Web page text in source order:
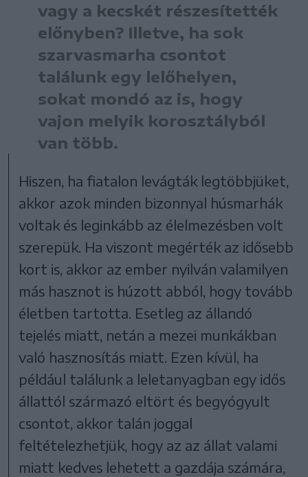
vagy a kecskét részesítették
előnyben? Illetve, ha sok
szarvasmarha csontot
találunk egy lelőhelyen,
sokat mondó az is, hogy
vajon melyik korosztályból
van több.
Hiszen, ha fiatalon levágták legtöbbjüket,
akkor azok minden bizonnyal húsmarhák
voltak és leginkább az élelmezésben volt
szerepük. Ha viszont megérték az idősebb
kort is, akkor az ember nyilván valamilyen
más hasznot is húzott abból, hogy tovább
életben tartotta. Esetleg az állandó
tejelés miatt, netán a mezei munkákban
való hasznosítás miatt. Ezen kívül, ha
például találunk a leletanyagban egy idős
állattól származó eltört és begyógyult
csontot, akkor talán joggal
feltételezhetjük, hogy az az állat valami
miatt kedves lehetett a gazdája számára,